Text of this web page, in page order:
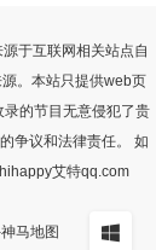
于互联网相关站点自
。本站只提供web页
的节目无意侵犯了贵
争议和法律责任。 如
艾特qq.com
神马地图